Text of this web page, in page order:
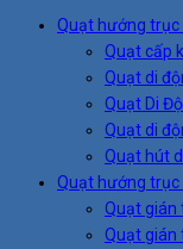
Quạt hướng trục
Quạt cấp
Quạt di
Quạt Di
Quạt di
Quạt hút
Quạt hướng trục
Quạt gián
Quạt